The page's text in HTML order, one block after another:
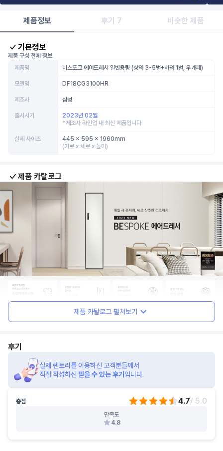
제품정보 후기 7 비슷한 제품
기본정보
제품 구성 전체 정보
제품명
비스포크 에어드레서 일반용량 (상의 3-5벌+하의 1벌, 우개폐)
모델명 DF18CG3100HR
제조사 삼성
출시시기
2023년 02월
*제조사 라인업 내 최신 제품입니다
실제 사이즈
445 x 595 x 1960mm
(가로 x 세로 x 높이)
제품 카탈로그
제품 카탈로그 펼쳐보기
후기
실제 렌트리를 이용하신 고객분들께서
직접 작성하신 믿을 수 있는 후기 입니다.
총점 4.7/ 5.0
만족도
4.8